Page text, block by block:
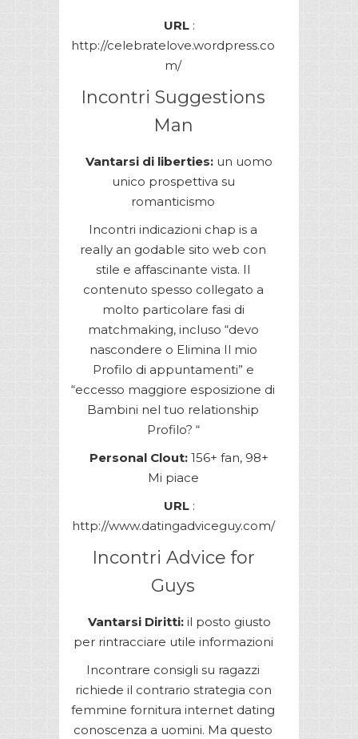
URL :
http://celebratelove.wordpress.co
m/
Incontri Suggestions
Man
Vantarsi di liberties: un uomo
unico prospettiva su
romanticismo
Incontri indicazioni chap is a
really an godable sito web con
stile e affascinante vista. Il
contenuto spesso collegato a
molto particolare fasi di
matchmaking, incluso “devo
nascondere o Elimina Il mio
Profilo di appuntamenti” e
“eccesso maggiore esposizione di
Bambini nel tuo relationship
Profilo? “
Personal Clout: 156+ fan, 98+
Mi piace
URL :
http://www.datingadviceguy.com/
Incontri Advice for
Guys
Vantarsi Diritti: il posto giusto
per rintracciare utile informazioni
Incontrare consigli su ragazzi
richiede il contrario strategia con
femmine fornitura internet dating
conoscenza a uomini. Ma questo